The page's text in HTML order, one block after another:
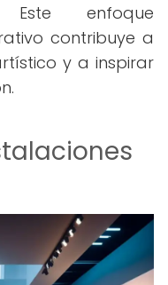
Este enfoque
contribuye a
y a inspirar